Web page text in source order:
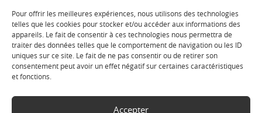
Pour offrir les meilleures expériences, nous utilisons des technologies
telles que les cookies pour stocker et/ou accéder aux informations des
appareils. Le fait de consentir à ces technologies nous permettra de
traiter des données telles que le comportement de navigation ou les ID
uniques sur ce site. Le fait de ne pas consentir ou de retirer son
consentement peut avoir un effet négatif sur certaines caractéristiques
et fonctions.
Accepter
Le plan du site